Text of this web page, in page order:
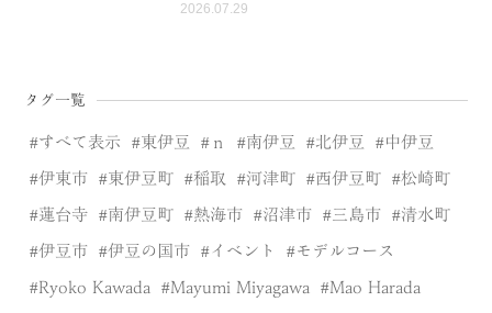
2026.07.29
タグ一覧
すべて表示 東伊豆 ｎ 南伊豆 北伊豆 中伊豆
伊東市 東伊豆町 稲取 河津町 西伊豆町 松崎町
蓮台寺 南伊豆町 熱海市 沼津市 三島市 清水町
伊豆市 伊豆の国市 イベント モデルコース
Ryoko Kawada Mayumi Miyagawa Mao Harada